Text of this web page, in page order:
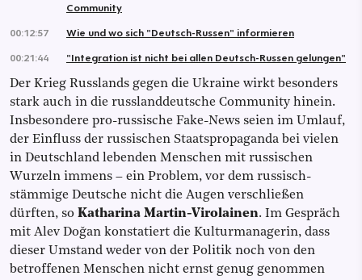
Community
00:12:57
Wie und wo sich "Deutsch-Russen" informieren
00:21:44
"Integration ist nicht bei allen Deutsch-Russen gelungen"
Der Krieg Russlands gegen die Ukraine wirkt besonders
stark auch in die russlanddeutsche Community hinein.
Insbesondere pro-russische Fake-News seien im Umlauf,
der Einfluss der russischen Staatspropaganda bei vielen
in Deutschland lebenden Menschen mit russischen
Wurzeln immens – ein Problem, vor dem russisch-
stämmige Deutsche nicht die Augen verschließen
dürften, so Katharina Martin-Virolainen. Im Gespräch
mit Alev Doğan konstatiert die Kulturmanagerin, dass
dieser Umstand weder von der Politik noch von den
betroffenen Menschen nicht ernst genug genommen